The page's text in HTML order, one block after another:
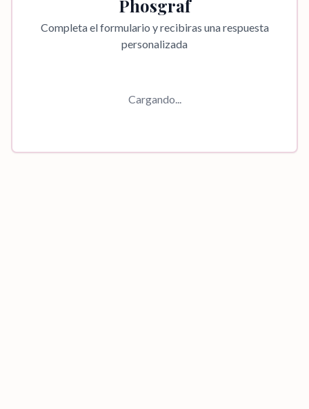
Phosgraf
Completa el formulario y recibiras una respuesta
personalizada
Cargando...